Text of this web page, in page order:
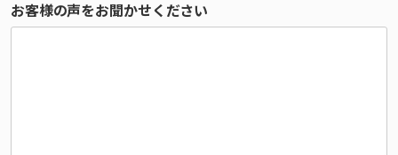
お客様の声をお聞かせください